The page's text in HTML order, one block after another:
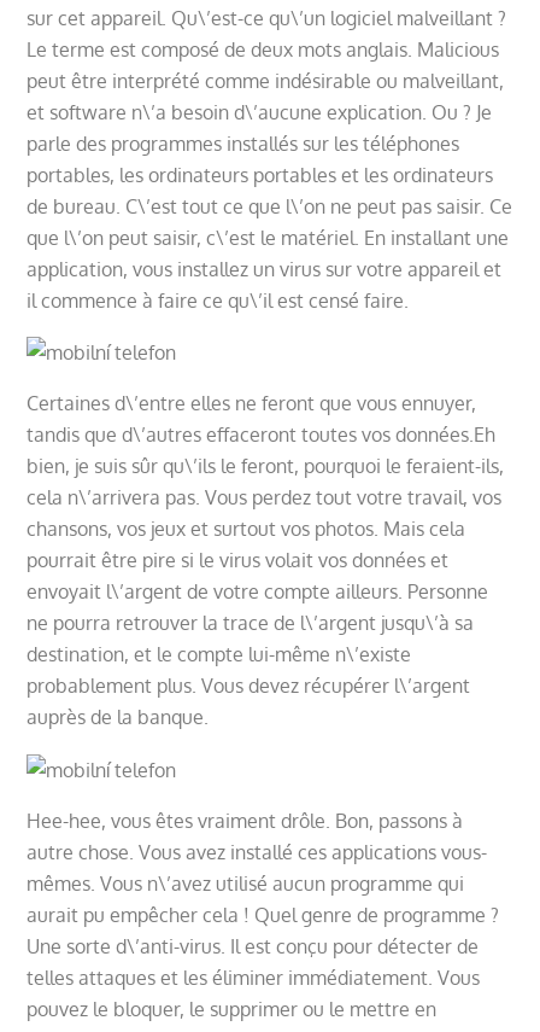
sur cet appareil. Qu\’est-ce qu\’un logiciel malveillant ?
Le terme est composé de deux mots anglais. Malicious
peut être interprété comme indésirable ou malveillant,
et software n\’a besoin d\’aucune explication. Ou ? Je
parle des programmes installés sur les téléphones
portables, les ordinateurs portables et les ordinateurs
de bureau. C\’est tout ce que l\’on ne peut pas saisir. Ce
que l\’on peut saisir, c\’est le matériel. En installant une
application, vous installez un virus sur votre appareil et
il commence à faire ce qu\’il est censé faire.
Certaines d\’entre elles ne feront que vous ennuyer,
tandis que d\’autres effaceront toutes vos données.Eh
bien, je suis sûr qu\’ils le feront, pourquoi le feraient-ils,
cela n\’arrivera pas. Vous perdez tout votre travail, vos
chansons, vos jeux et surtout vos photos. Mais cela
pourrait être pire si le virus volait vos données et
envoyait l\’argent de votre compte ailleurs. Personne
ne pourra retrouver la trace de l\’argent jusqu\’à sa
destination, et le compte lui-même n\’existe
probablement plus. Vous devez récupérer l\’argent
auprès de la banque.
Hee-hee, vous êtes vraiment drôle. Bon, passons à
autre chose. Vous avez installé ces applications vous-
mêmes. Vous n\’avez utilisé aucun programme qui
aurait pu empêcher cela ! Quel genre de programme ?
Une sorte d\’anti-virus. Il est conçu pour détecter de
telles attaques et les éliminer immédiatement. Vous
pouvez le bloquer, le supprimer ou le mettre en